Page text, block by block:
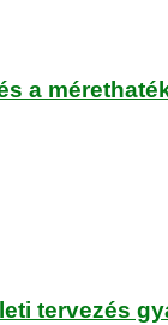
a
tervezés